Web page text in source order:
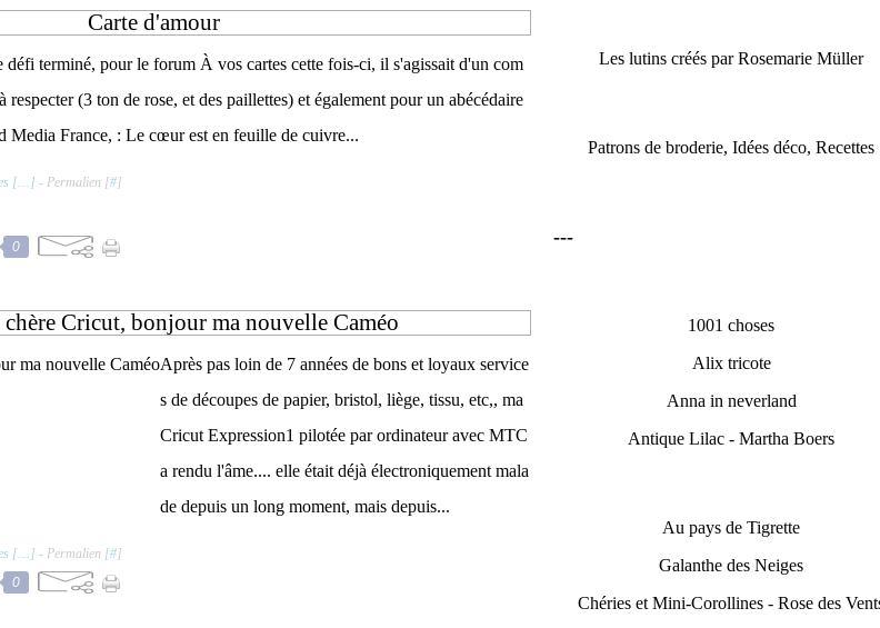
Carte d'amour
défi terminé, pour le forum À vos cartes cette fois-ci, il s'agissait d'un com
respecter (3 ton de rose, et des paillettes) et également pour un abécédaire
Media France, : Le cœur est en feuille de cuivre...
[… ] - Permalien [#]
0
Cricut, bonjour ma nouvelle Caméo
Après pas loin de 7 années de bons et loyaux service
s de découpes de papier, bristol, liège, tissu, etc,, ma
Cricut Expression1 pilotée par ordinateur avec MTC
a rendu l'âme.... elle était déjà électroniquement mala
de depuis un long moment, mais depuis...
[… ] - Permalien [#]
0
Les lutins créés par Rosemarie Müller
Patrons de broderie, Idées déco, Recettes
---
1001 choses
Alix tricote
Anna in neverland
Antique Lilac - Martha Boers
Au pays de Tigrette
Galanthe des Neiges
Chéries et Mini-Corollines - Rose des